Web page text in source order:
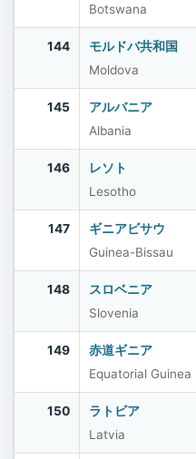
Botswana
144
モルドバ共和国
Moldova
145
アルバニア
Albania
146
レソト
Lesotho
147
ギニアビサウ
Guinea-Bissau
148
スロベニア
Slovenia
149
赤道ギニア
Equatorial Guinea
150
ラトビア
Latvia